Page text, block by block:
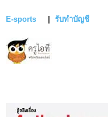
E-sports รับทำบัญชี